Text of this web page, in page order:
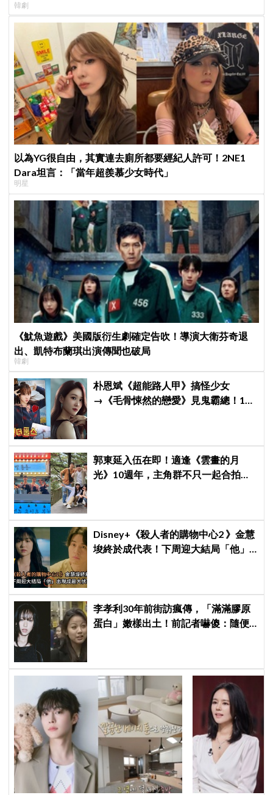
韓劇
以為YG很自由，其實連去廁所都要經紀人許可！2NE1
Dara坦言：「當年超羨慕少女時代」
明星
《魷魚遊戲》美國版衍生劇確定告吹！導演大衛芬奇退
出、凱特布蘭琪出演傳聞也破局
韓劇
朴恩斌《超能路人甲》搞怪少女
→《毛骨悚然的戀愛》見鬼霸總！180
郭東延入伍在即！適逢《雲畫的月
光》10週年，主角群不只一起合拍畫
Disney+《殺人者的購物中心2 》金慧
埈終於成代表！下周迎大結局「他」
李孝利30年前街訪瘋傳，「滿滿膠原
蛋白」嫩樣出土！前記者嚇傻：隨便